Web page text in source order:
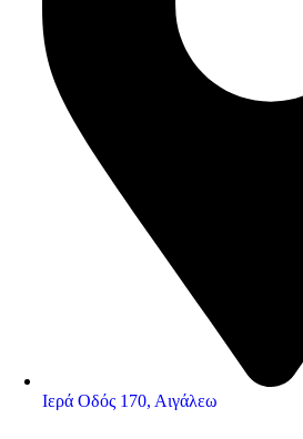
Ιερά Οδός 170, Αιγάλεω